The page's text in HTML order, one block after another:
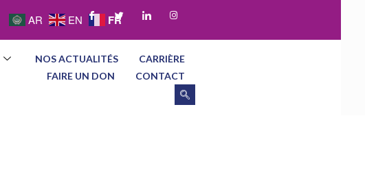
AR EN FR
NOS ACTUALITÉS
CARRIÈRE
FAIRE UN DON
CONTACT